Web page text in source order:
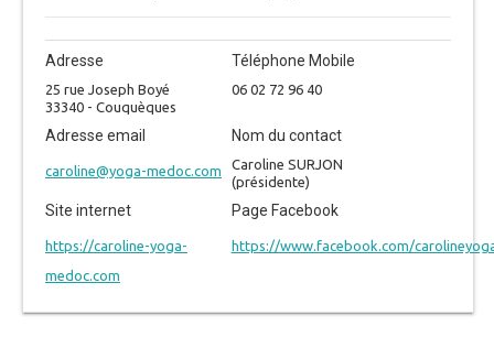
Adresse
25 rue Joseph Boyé
33340 - Couquèques
Téléphone Mobile
06 02 72 96 40
Adresse email
caroline@yoga-medoc.com
Nom du contact
Caroline SURJON
(présidente)
Site internet
https://caroline-yoga-
medoc.com
Page Facebook
https://www.facebook.com/